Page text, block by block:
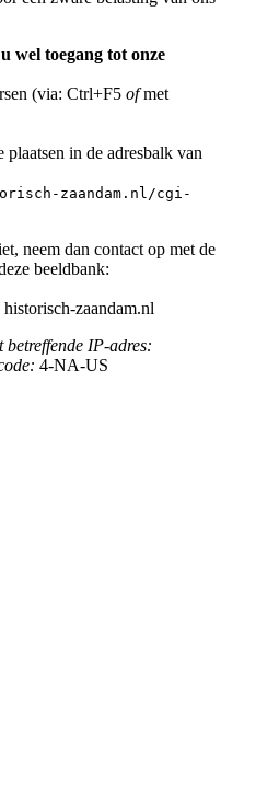
toegang tot onze
(via: Ctrl+F5 ofmet
plaatsen in de adresbalk van
zaandam.nl/cgi-
neem dan contact op met de
beeldbank:
historisch-zaandam.nl
IP-adres:
4-NA-US